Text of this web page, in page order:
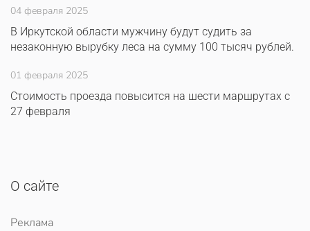
04 февраля 2025
В Иркутской области мужчину будут судить за
незаконную вырубку леса на сумму 100 тысяч рублей.
01 февраля 2025
Стоимость проезда повысится на шести маршрутах с
27 февраля
О сайте
Реклама